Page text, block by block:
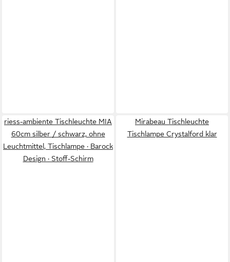
riess-ambiente Tischleuchte MIA
60cm silber / schwarz, ohne
Leuchtmittel, Tischlampe · Barock
Design · Stoff-Schirm
Mirabeau Tischleuchte
Tischlampe Crystalford klar